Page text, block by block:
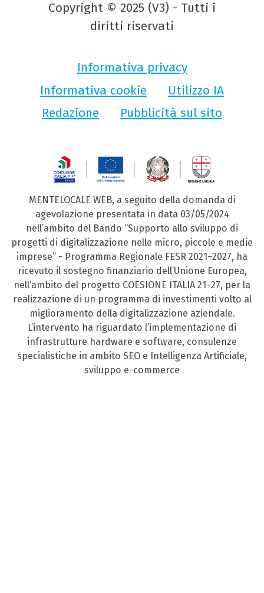
Copyright © 2025 (V3) - Tutti i
diritti riservati
Informativa privacy
Informativa cookie
Utilizzo IA
Redazione
Pubblicità sul sito
MENTELOCALE WEB, a seguito della domanda di
agevolazione presentata in data 03/05/2024
nell’ambito del Bando “Supporto allo sviluppo di
progetti di digitalizzazione nelle micro, piccole e medie
imprese” - Programma Regionale FESR 2021–2027, ha
ricevuto il sostegno finanziario dell’Unione Europea,
nell’ambito del progetto COESIONE ITALIA 21–27, per la
realizzazione di un programma di investimenti volto al
miglioramento della digitalizzazione aziendale.
L’intervento ha riguardato l’implementazione di
infrastrutture hardware e software, consulenze
specialistiche in ambito SEO e Intelligenza Artificiale,
sviluppo e-commerce